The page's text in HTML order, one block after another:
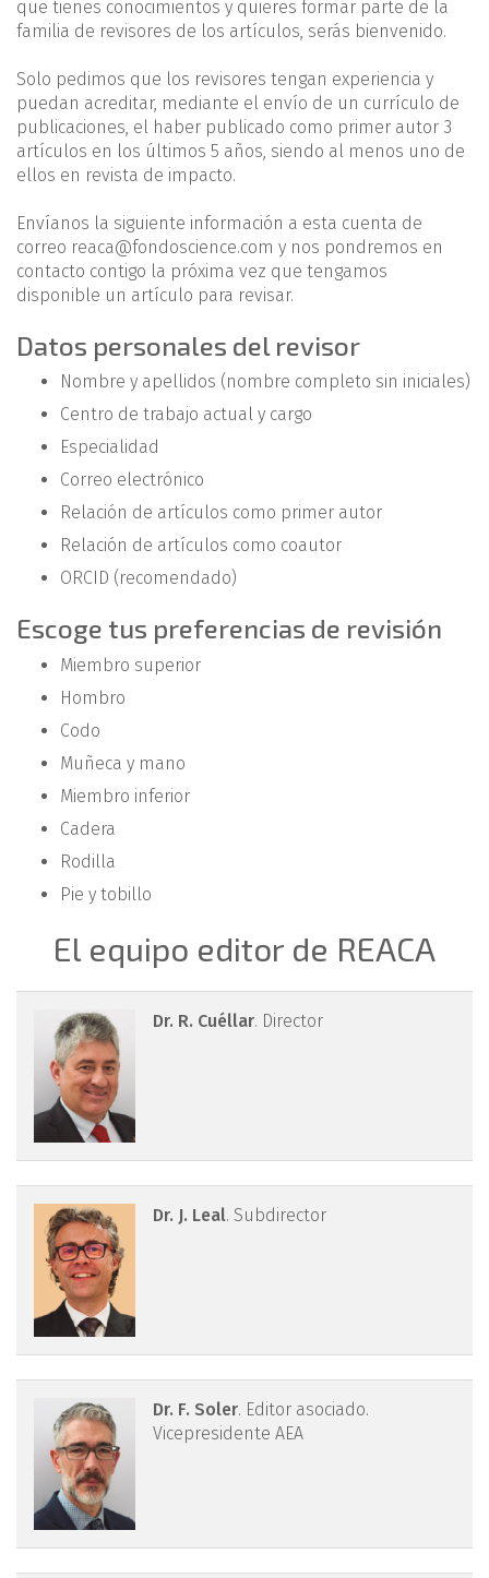
que tienes conocimientos y quieres formar parte de la
familia de revisores de los artículos, serás bienvenido.
Solo pedimos que los revisores tengan experiencia y
puedan acreditar, mediante el envío de un currículo de
publicaciones, el haber publicado como primer autor 3
artículos en los últimos 5 años, siendo al menos uno de
ellos en revista de impacto.
Envíanos la siguiente información a esta cuenta de
correo reaca@fondoscience.com y nos pondremos en
contacto contigo la próxima vez que tengamos
disponible un artículo para revisar.
Datos personales del revisor
Nombre y apellidos (nombre completo sin iniciales)
Centro de trabajo actual y cargo
Especialidad
Correo electrónico
Relación de artículos como primer autor
Relación de artículos como coautor
ORCID (recomendado)
Escoge tus preferencias de revisión
Miembro superior
Hombro
Codo
Muñeca y mano
Miembro inferior
Cadera
Rodilla
Pie y tobillo
El equipo editor de REACA
drcuellar.png
Dr. R. Cuéllar. Director
drleal.pngDr. J. Leal. Subdirector
drsoler.png
Dr. F. Soler. Editor asociado.
Vicepresidente AEA